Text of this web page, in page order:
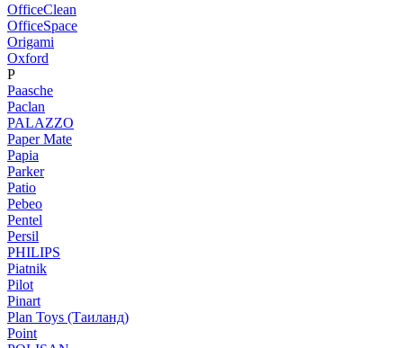
OfficeClean
OfficeSpace
Origami
Oxford
P
Paasche
Paclan
PALAZZO
Paper Mate
Papia
Parker
Patio
Pebeo
Pentel
Persil
PHILIPS
Piatnik
Pilot
Pinart
Plan Toys (Таиланд)
Point